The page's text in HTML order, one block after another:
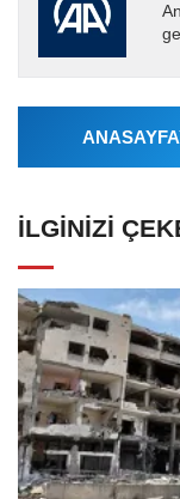
İLGINIZI